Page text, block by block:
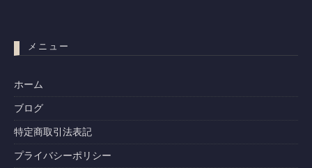
メニュー
ホーム
ブログ
特定商取引法表記
プライバシーポリシー